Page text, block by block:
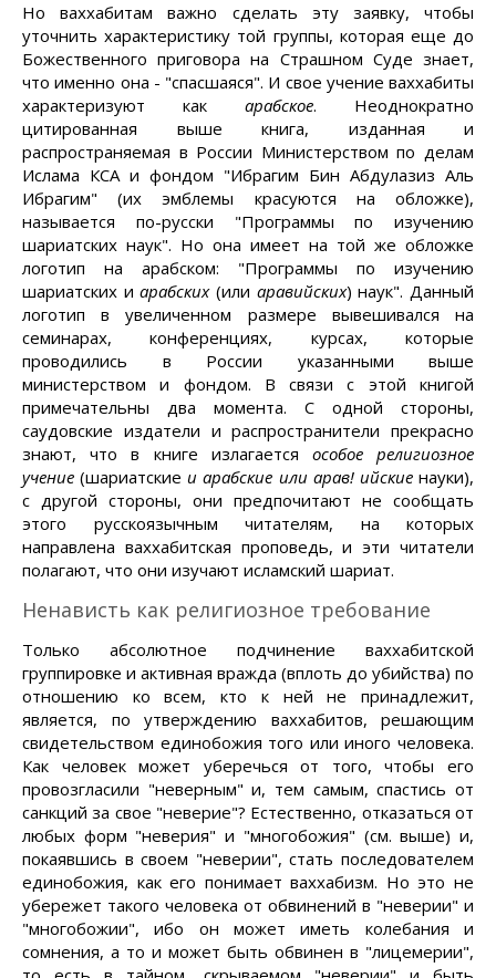
Но ваххабитам важно сделать эту заявку, чтобы
уточнить характеристику той группы, которая еще до
Божественного приговора на Страшном Суде знает,
что именно она - "спасшаяся". И свое учение ваххабиты
характеризуют как арабское. Неоднократно
цитированная выше книга, изданная и
распространяемая в России Министерством по делам
Ислама КСА и фондом "Ибрагим Бин Абдулазиз Аль
Ибрагим" (их эмблемы красуются на обложке),
называется по-русски "Программы по изучению
шариатских наук". Но она имеет на той же обложке
логотип на арабском: "Программы по изучению
шариатских иарабских(или аравийских) наук". Данный
логотип в увеличенном размере вывешивался на
семинарах, конференциях, курсах, которые
проводились в России указанными выше
министерством и фондом. В связи с этой книгой
примечательны два момента. С одной стороны,
саудовские издатели и распространители прекрасно
знают, что в книге излагается особое религиозное
учение (шариатскиеи арабские или арав! ийскиенауки),
с другой стороны, они предпочитают не сообщать
этого русскоязычным читателям, на которых
направлена ваххабитская проповедь, и эти читатели
полагают, что они изучают исламский шариат.
Ненависть как религиозное требование
Только абсолютное подчинение ваххабитской
группировке и активная вражда (вплоть до убийства) по
отношению ко всем, кто к ней не принадлежит,
является, по утверждению ваххабитов, решающим
свидетельством единобожия того или иного человека.
Как человек может уберечься от того, чтобы его
провозгласили "неверным" и, тем самым, спастись от
санкций за свое "неверие"? Естественно, отказаться от
любых форм "неверия" и "многобожия" (см. выше) и,
покаявшись в своем "неверии", стать последователем
единобожия, как его понимает ваххабизм. Но это не
убережет такого человека от обвинений в "неверии" и
"многобожии", ибо он может иметь колебания и
сомнения, а то и может быть обвинен в "лицемерии",